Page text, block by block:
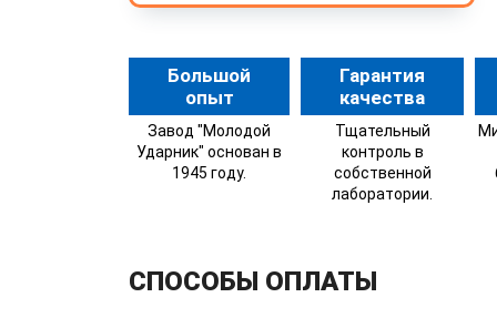
Большой
опыт
Завод "Молодой
Ударник" основан в
1945 году.
Гарантия
качества
Тщательный
контроль в
собственной
лаборатории.
СПОСОБЫ ОПЛАТЫ